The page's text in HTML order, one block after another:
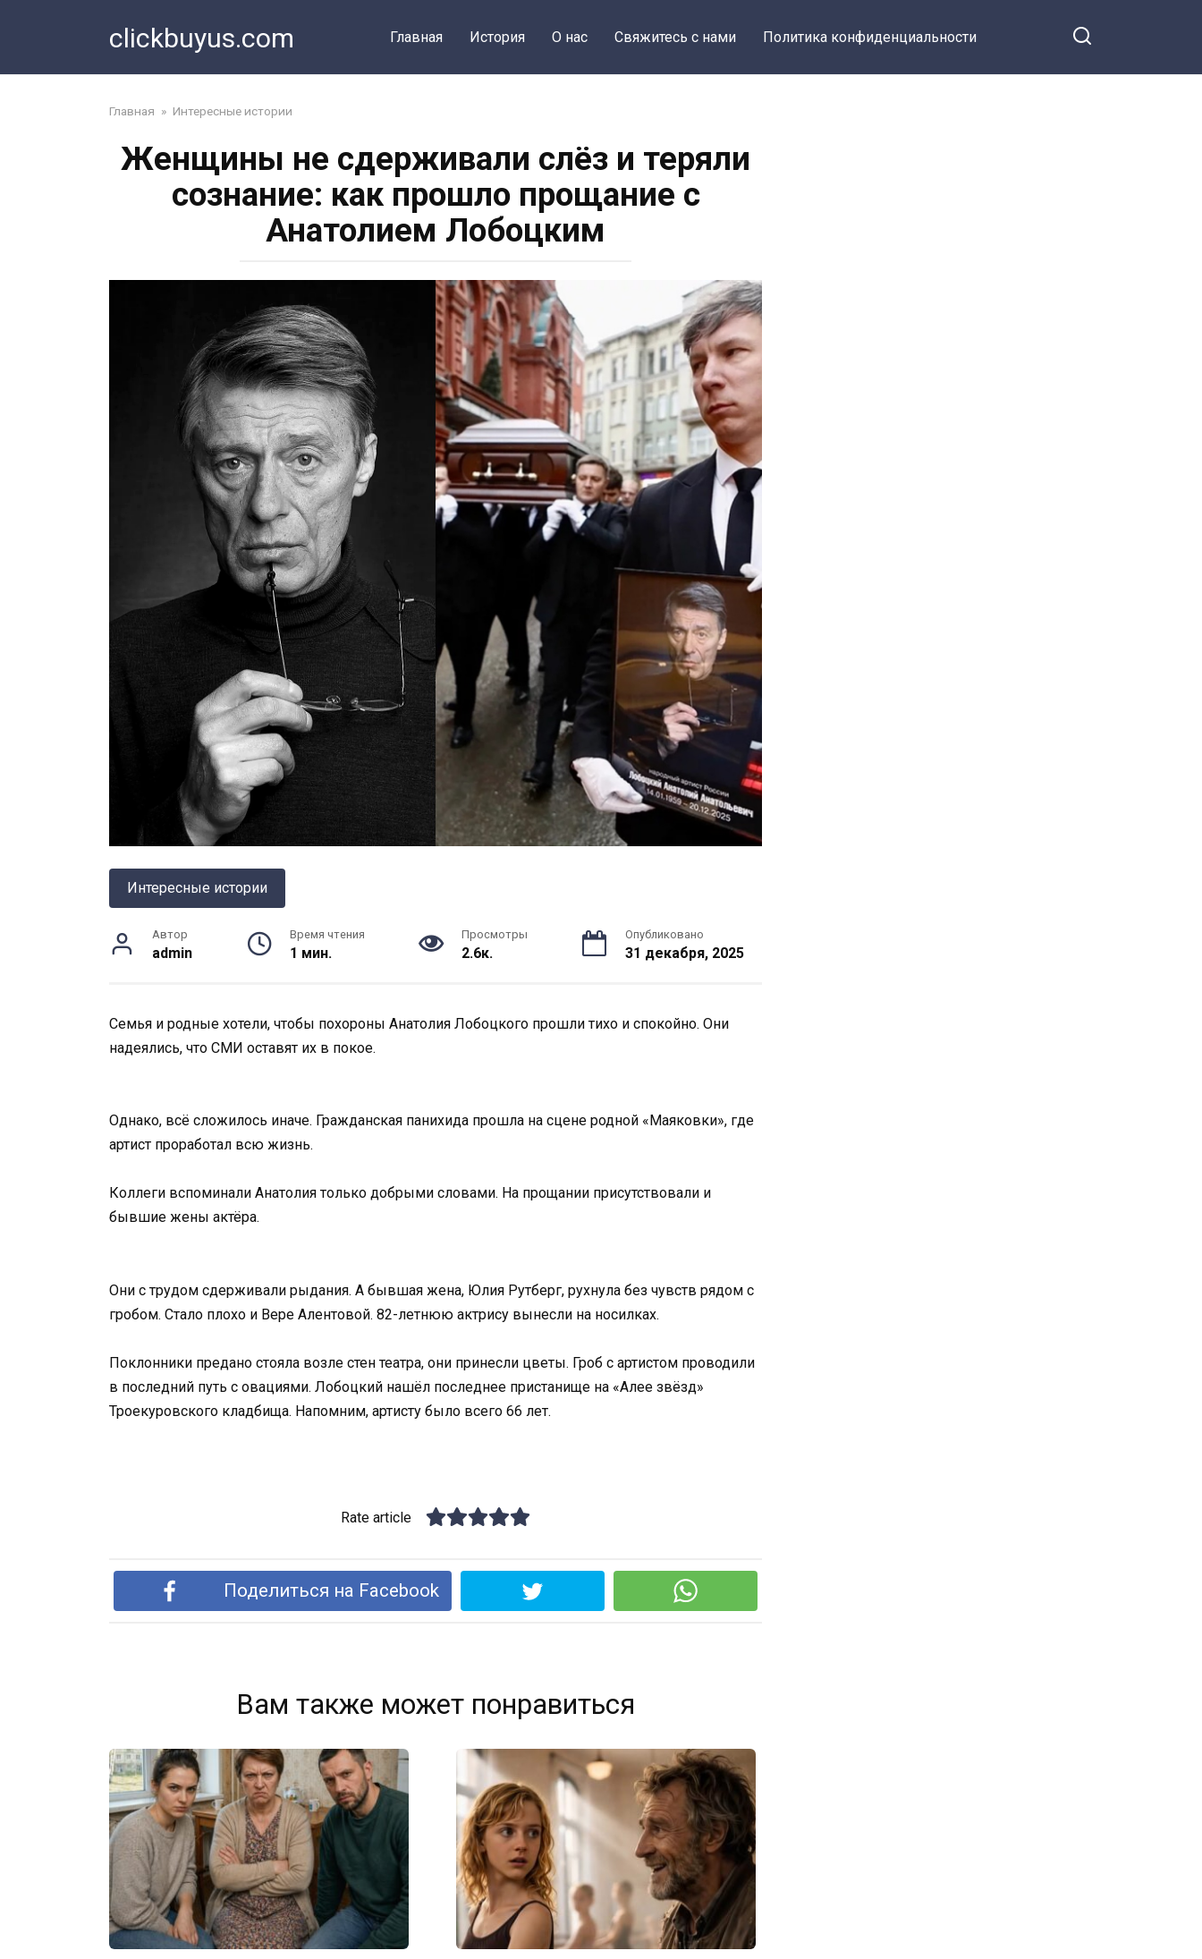
clickbuyus.com Главная История О нас Свяжитесь с нами Политика конфиденциальности
Главная » Интересные истории
Женщины не сдерживали слёз и теряли
сознание: как прошло прощание с
Анатолием Лобоцким
Интересные истории
Автор
admin
Время чтения
1 мин.
Просмотры
2.6к.
Опубликовано
31 декабря, 2025
Семья и родные хотели, чтобы похороны Анатолия Лобоцкого прошли тихо и спокойно. Они
надеялись, что СМИ оставят их в покое.
Однако, всё сложилось иначе. Гражданская панихида прошла на сцене родной «Маяковки», где
артист проработал всю жизнь.
Коллеги вспоминали Анатолия только добрыми словами. На прощании присутствовали и
бывшие жены актёра.
Они с трудом сдерживали рыдания. А бывшая жена, Юлия Рутберг, рухнула без чувств рядом с
гробом. Стало плохо и Вере Алентовой. 82-летнюю актрису вынесли на носилках.
Поклонники предано стояла возле стен театра, они принесли цветы. Гроб с артистом проводили
в последний путь с овациями. Лобоцкий нашёл последнее пристанище на «Алее звёзд»
Троекуровского кладбища. Напомним, артисту было всего 66 лет.
Rate article
Поделиться на Facebook
Вам также может понравиться